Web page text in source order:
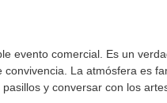
evento comercial. Es un
La atmósfera es
y conversar con los